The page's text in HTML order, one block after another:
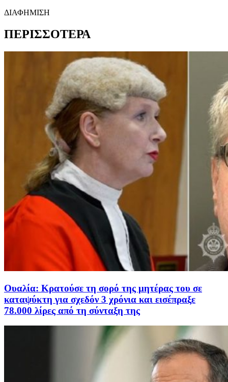
ΔΙΑΦΗΜΙΣΗ
ΠΕΡΙΣΣΟΤΕΡΑ
Ουαλία: Κρατούσε τη σορό της μητέρας του σε
καταψύκτη για σχεδόν 3 χρόνια και εισέπραξε
78.000 λίρες από τη σύνταξη της